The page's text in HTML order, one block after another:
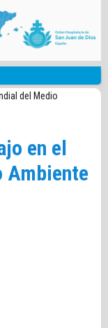
del Medio
en el
Ambiente